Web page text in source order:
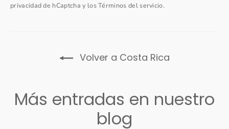
privacidad de hCaptchay losTérminos del servicio.
Volver a Costa Rica
Más entradas en nuestro
blog